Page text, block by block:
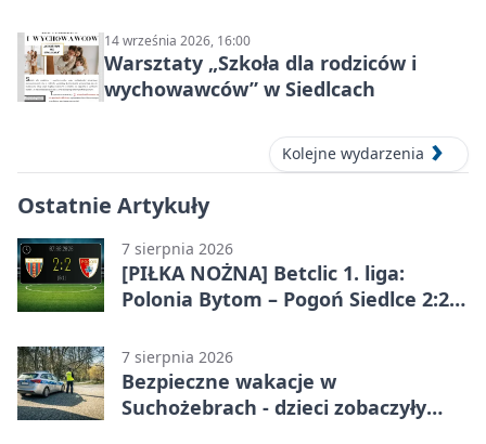
14 września 2026, 16:00
Warsztaty „Szkoła dla rodziców i
wychowawców” w Siedlcach
Kolejne wydarzenia
Ostatnie Artykuły
7 sierpnia 2026
[PIŁKA NOŻNA] Betclic 1. liga:
Polonia Bytom – Pogoń Siedlce 2:2.
emocjonującej końcówce
7 sierpnia 2026
Bezpieczne wakacje w
Suchożebrach - dzieci zobaczyły